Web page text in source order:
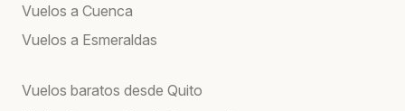
Vuelos a Cuenca
Vuelos a Esmeraldas
Vuelos baratos desde Quito